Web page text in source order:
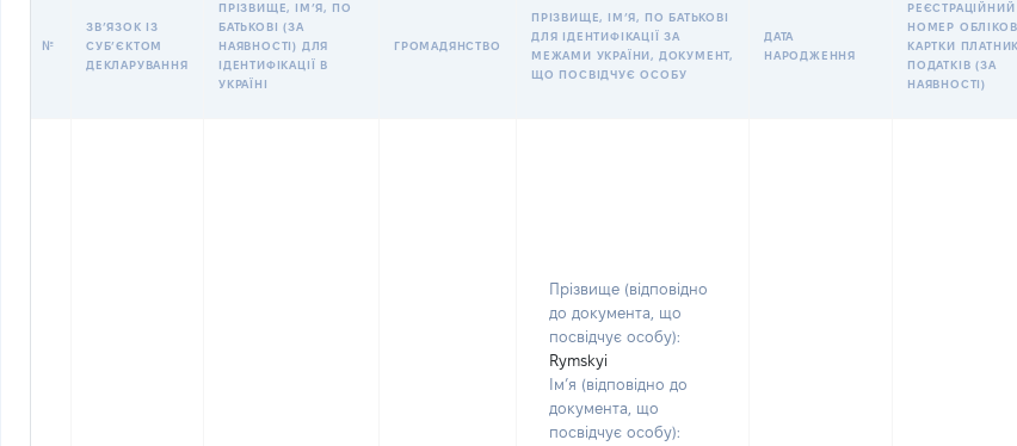
№
ЗВʼЯЗОК ІЗ
СУБʼЄКТОМ
ДЕКЛАРУВАННЯ
ПРІЗВИЩЕ, ІМʼЯ, ПО
БАТЬКОВІ (ЗА
НАЯВНОСТІ) ДЛЯ
ІДЕНТИФІКАЦІЇ В
УКРАЇНІ
ГРОМАДЯНСТВО
ПРІЗВИЩЕ, ІМʼЯ, ПО БАТЬКОВІ
ДЛЯ ІДЕНТИФІКАЦІЇ ЗА
МЕЖАМИ УКРАЇНИ, ДОКУМЕНТ,
ЩО ПОСВІДЧУЄ ОСОБУ
ДАТА
НАРОДЖЕННЯ
РЕЄСТРАЦІЙНИЙ
НОМЕР
КАРТКИ
ПОДАТКІВ (ЗА
НАЯВНОСТІ)
Прізвище (відповідно
до документа, що
посвідчує особу):
Rymskyi
Ім’я (відповідно до
документа, що
посвідчує особу):